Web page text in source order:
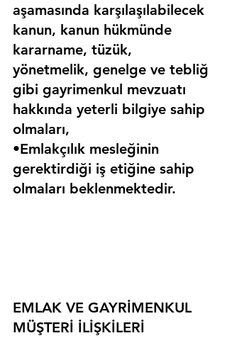
aşamasında karşılaşılabilecek
kanun, kanun hükmünde
kararname, tüzük,
yönetmelik, genelge ve tebliğ
gibi gayrimenkul mevzuatı
hakkında yeterli bilgiye sahip
olmaları,
•Emlakçılık mesleğinin
gerektirdiği iş etiğine sahip
olmaları beklenmektedir.
EMLAK VE GAYRİMENKUL
MÜŞTERİ İLİŞKİLERİ